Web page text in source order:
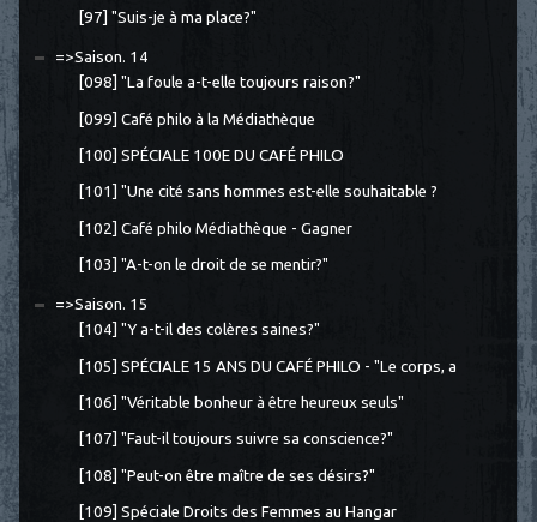
[97] "Suis-je à ma place?"
=>Saison. 14
[098] "La foule a-t-elle toujours raison?"
[099] Café philo à la Médiathèque
[100] SPÉCIALE 100E DU CAFÉ PHILO
[101] "Une cité sans hommes est-elle souhaitable ?
[102] Café philo Médiathèque - Gagner
[103] "A-t-on le droit de se mentir?"
=>Saison. 15
[104] "Y a-t-il des colères saines?"
[105] SPÉCIALE 15 ANS DU CAFÉ PHILO - "Le corps, a
[106] "Véritable bonheur à être heureux seuls"
[107] "Faut-il toujours suivre sa conscience?"
[108] "Peut-on être maître de ses désirs?"
[109] Spéciale Droits des Femmes au Hangar